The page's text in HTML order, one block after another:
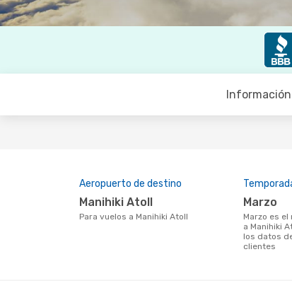
Aeropuerto de destino
Manihiki Atoll
Para vuelos a Manihiki Atoll
marzo
marzo es el mes más popular para volar
a Manihiki
los datos
clientes